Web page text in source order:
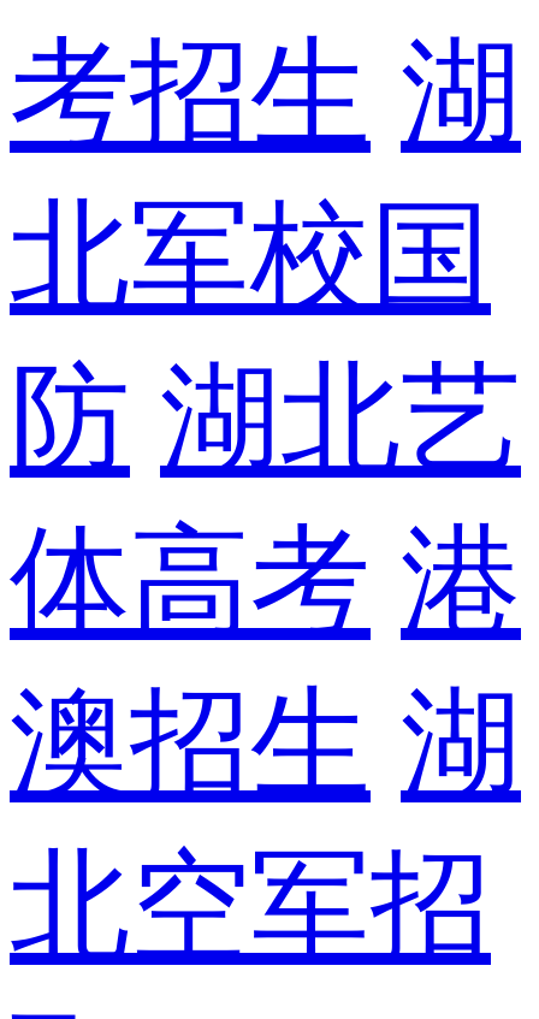
考招生 湖
北军校国
防 湖北艺
体高考 港
澳招生 湖
北空军招